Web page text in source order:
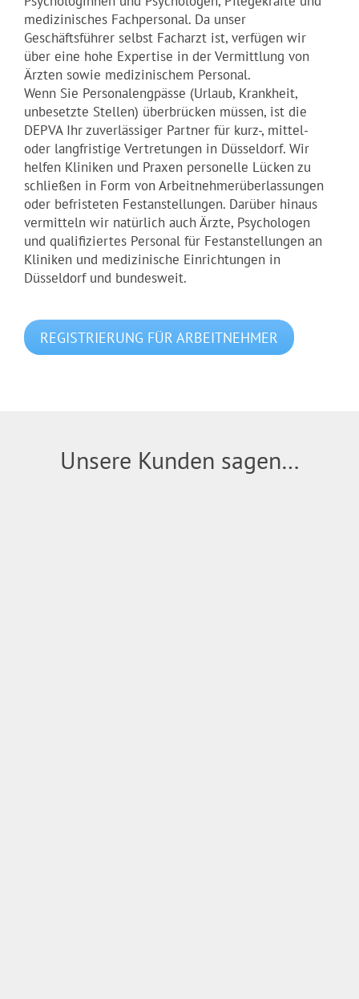
medizinisches Fachpersonal. Da unser
Geschäftsführer selbst Facharzt ist, verfügen wir
über eine hohe Expertise in der Vermittlung von
Ärzten sowie medizinischem Personal.
Wenn Sie Personal­engpässe (Urlaub, Krankheit,
unbesetzte Stellen) überbrücken müssen, ist die
DEPVA Ihr zuverlässiger Partner für kurz-, mittel-
oder langfristige Vertretungen in Düsseldorf. Wir
helfen Kliniken und Praxen personelle Lücken zu
schließen in Form von Arbeitnehmerüberlassungen
oder befristeten Festanstellungen. Darüber hinaus
vermitteln wir natürlich auch Ärzte, Psychologen
und qualifiziertes Personal für Festanstellungen an
Kliniken und medizinische Einrichtungen in
Düsseldorf und bundesweit.
REGISTRIERUNG FÜR ARBEITNEHMER
Unsere Kunden sagen…